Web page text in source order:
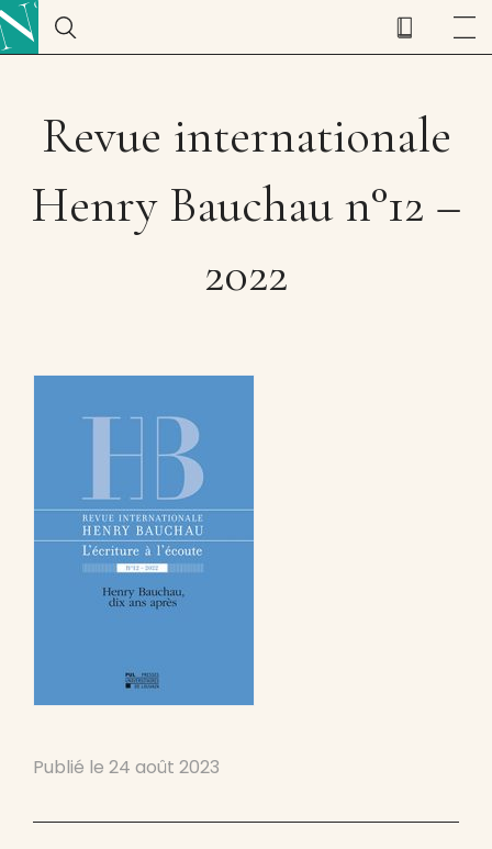
Revue internationale
Henry Bauchau n°12 –
2022
Publié le 24 août 2023